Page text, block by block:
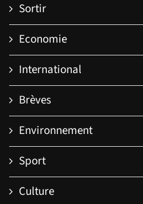
Sortir
Economie
International
Brèves
Environnement
Sport
Culture